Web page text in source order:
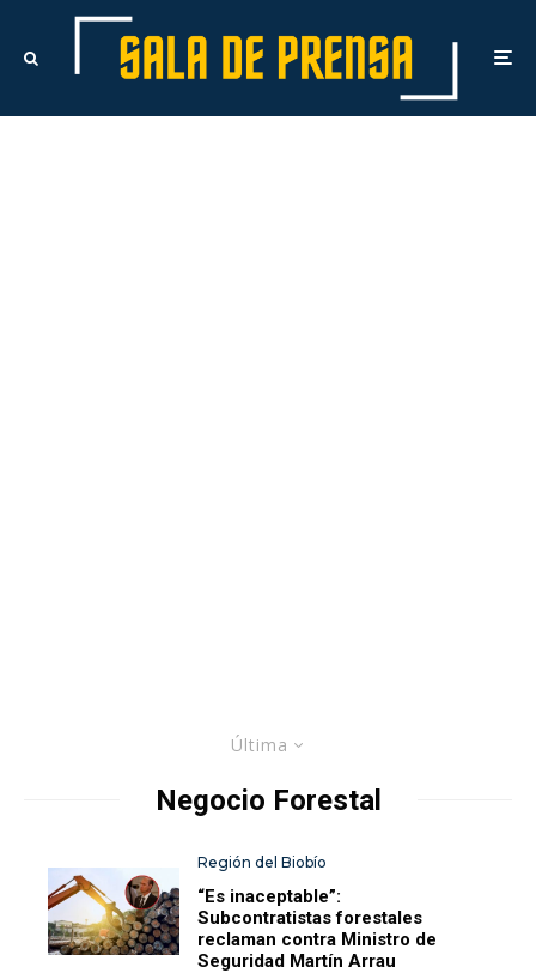
Última
Negocio Forestal
Región del Biobío
“Es inaceptable”:
Subcontratistas forestales
reclaman contra Ministro de
Seguridad Martín Arrau